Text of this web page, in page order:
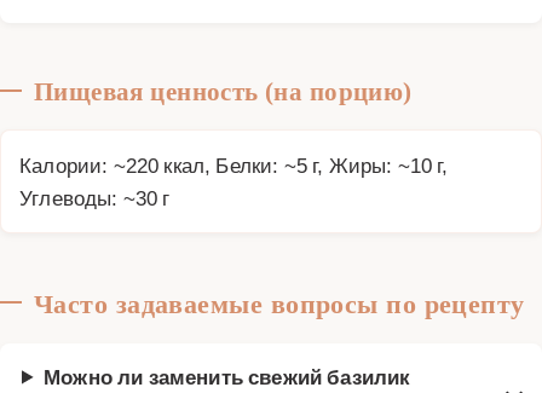
Пищевая ценность (на порцию)
Калории: ~220 ккал, Белки: ~5 г, Жиры: ~10 г,
Углеводы: ~30 г
Часто задаваемые вопросы по рецепту
Можно ли заменить свежий базилик